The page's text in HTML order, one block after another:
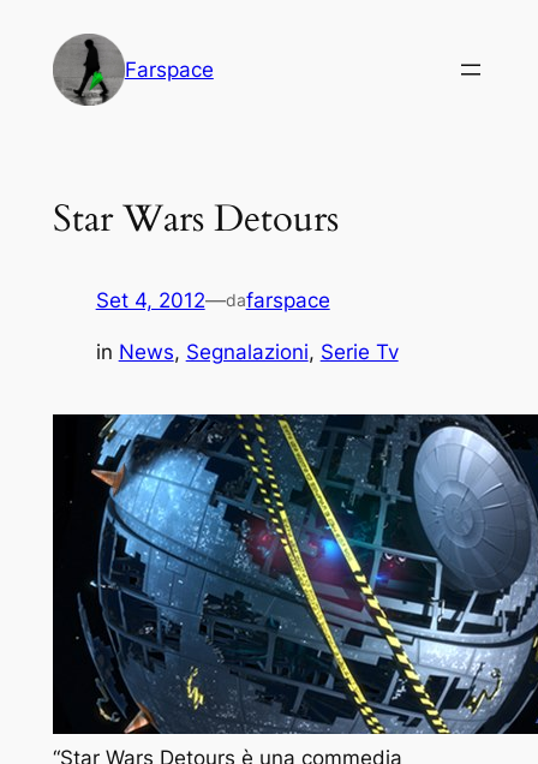
contenuto
Farspace
Star Wars Detours
Set 4, 2012—dafarspace
in News, Segnalazioni, Serie Tv
“Star Wars Detours è una commedia